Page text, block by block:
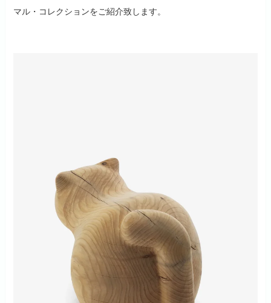
マル・コレクションをご紹介致します。